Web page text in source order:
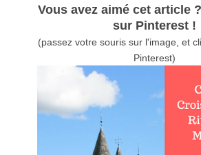
Vous avez aimé cet article
sur Pinterest !
(passez votre souris sur l'image, et
Pinterest)